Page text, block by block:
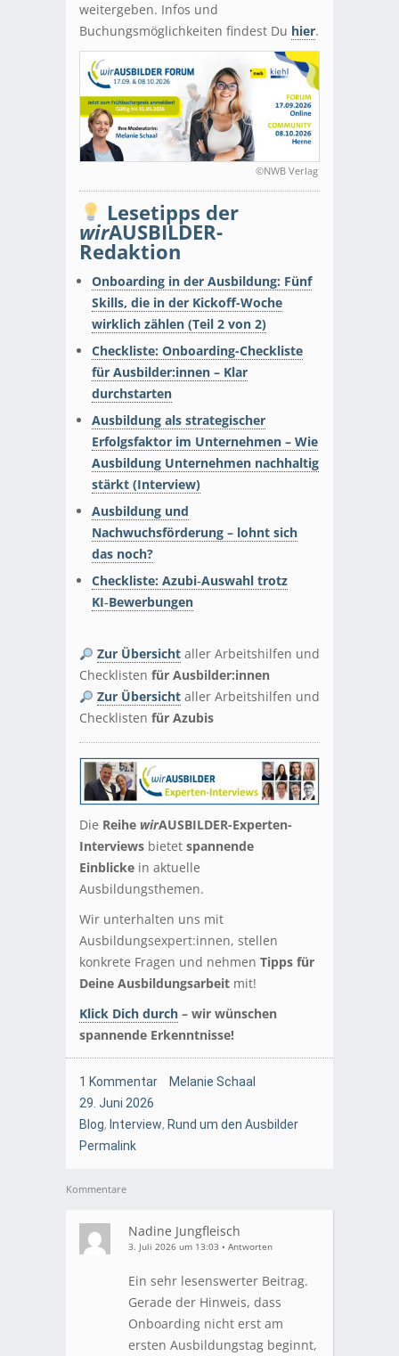
weitergeben. Infos und
Buchungsmöglichkeiten findest Du hier.
©NWB Verlag
Lesetipps der
wirAUSBILDER-
Redaktion
Onboarding in der Ausbildung: Fünf
Skills, die in der Kickoff-Woche
wirklich zählen (Teil 2 von 2)
Checkliste: Onboarding-Checkliste
für Ausbilder:innen – Klar
durchstarten
Ausbildung als strategischer
Erfolgsfaktor im Unternehmen – Wie
Ausbildung Unternehmen nachhaltig
stärkt (Interview)
Ausbildung und
Nachwuchsförderung – lohnt sich
das noch?
Checkliste: Azubi‑Auswahl trotz
KI‑Bewerbungen
Zur Übersichtaller Arbeitshilfen und
Checklisten für Ausbilder:innen
Zur Übersichtaller Arbeitshilfen und
Checklisten für Azubis
Die Reihe wirAUSBILDER-Experten-
Interviews bietet spannende
Einblicke in aktuelle
Ausbildungsthemen.
Wir unterhalten uns mit
Ausbildungsexpert:innen, stellen
konkrete Fragen und nehmen Tipps für
Deine Ausbildungsarbeit mit!
Klick Dich durch – wir wünschen
spannende Erkenntnisse!
1 Kommentar
Melanie Schaal
29. Juni 2026
Blog, Interview, Rund um den Ausbilder
Permalink
Kommentare
Nadine Jungfleisch
3. Juli 2026 um 13:03 • Antworten
Ein sehr lesenswerter Beitrag.
Gerade der Hinweis, dass
Onboarding nicht erst am
ersten Ausbildungstag beginnt,